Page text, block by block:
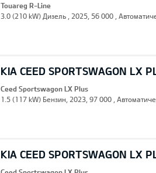
Touareg R-Line
3.0 (210 kW) Дизель , 2025, 56 000 ,
KIA CEED SPORTSWAGON LX
Ceed Sportswagon LX Plus
1.5 (117 kW) Бензин, 2023, 97 000 ,
KIA CEED SPORTSWAGON LX